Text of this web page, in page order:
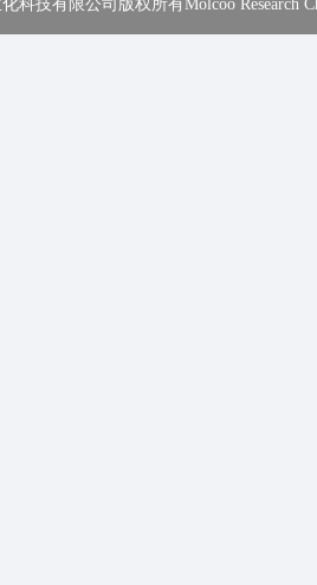
科技有限公司版权所有Molcoo Research